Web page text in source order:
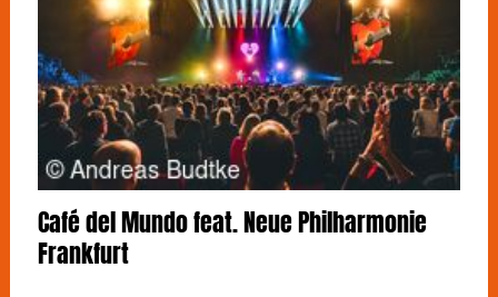
Café del Mundo feat. Neue Philharmonie
Frankfurt